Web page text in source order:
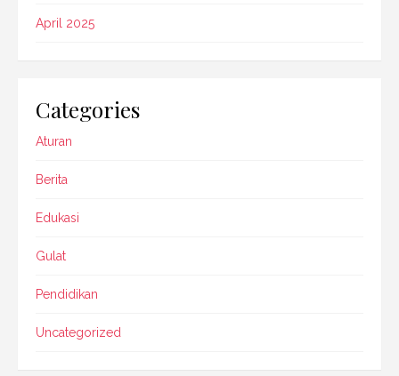
April 2025
Categories
Aturan
Berita
Edukasi
Gulat
Pendidikan
Uncategorized